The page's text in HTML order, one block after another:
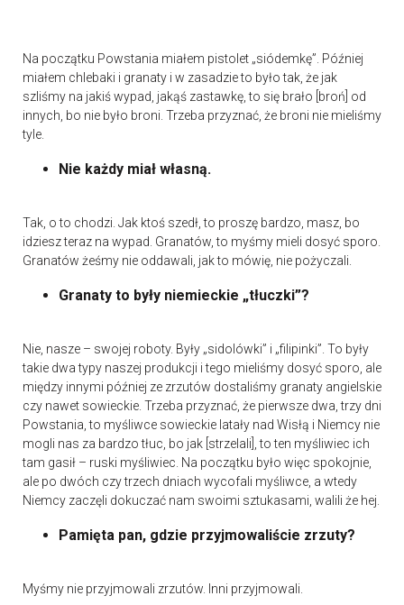
Na początku Powstania miałem pistolet „siódemkę”. Później
miałem chlebaki i granaty i w zasadzie to było tak, że jak
szliśmy na jakiś wypad, jakąś zastawkę, to się brało [broń] od
innych, bo nie było broni. Trzeba przyznać, że broni nie mieliśmy
tyle.
Nie każdy miał własną.
Tak, o to chodzi. Jak ktoś szedł, to proszę bardzo, masz, bo
idziesz teraz na wypad. Granatów, to myśmy mieli dosyć sporo.
Granatów żeśmy nie oddawali, jak to mówię, nie pożyczali.
Granaty to były niemieckie „tłuczki”?
Nie, nasze – swojej roboty. Były „sidolówki” i „filipinki”. To były
takie dwa typy naszej produkcji i tego mieliśmy dosyć sporo, ale
między innymi później ze zrzutów dostaliśmy granaty angielskie
czy nawet sowieckie. Trzeba przyznać, że pierwsze dwa, trzy dni
Powstania, to myśliwce sowieckie latały nad Wisłą i Niemcy nie
mogli nas za bardzo tłuc, bo jak [strzelali], to ten myśliwiec ich
tam gasił – ruski myśliwiec. Na początku było więc spokojnie,
ale po dwóch czy trzech dniach wycofali myśliwce, a wtedy
Niemcy zaczęli dokuczać nam swoimi sztukasami, walili że hej.
Pamięta pan, gdzie przyjmowaliście zrzuty?
Myśmy nie przyjmowali zrzutów. Inni przyjmowali.